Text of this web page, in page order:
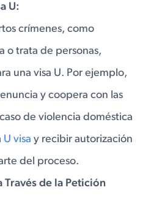
U:
crímenes, como
o trata de personas,
una visa U. Por ejemplo,
y coopera con las
de violencia doméstica
U visa y recibir autorización
del proceso.
Través de la Petición